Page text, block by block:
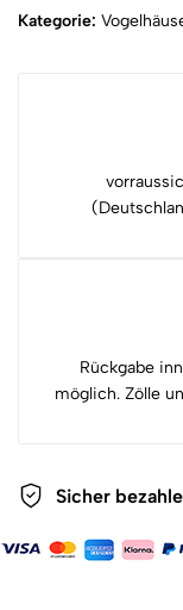
Kategorie:
Rückgabe
möglich. Zölle
Sicher